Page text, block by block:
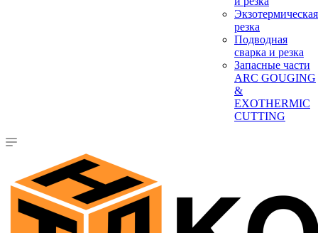
Экзотермическая
резка
Подводная
сварка и резка
Запасные части
ARC GOUGING
&
EXOTHERMIC
CUTTING